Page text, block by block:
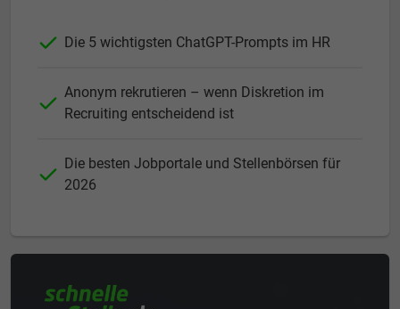
Die 5 wichtigsten ChatGPT-Prompts im HR
Anonym rekrutieren – wenn Diskretion im
Recruiting entscheidend ist
Die besten Jobportale und Stellenbörsen für
2026